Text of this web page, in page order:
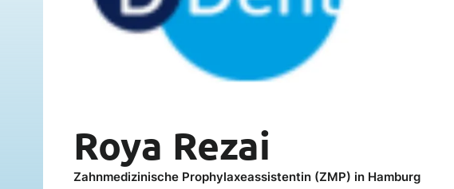
Roya Rezai
Zahnmedizinische Prophylaxeassistentin (ZMP) in Hamburg